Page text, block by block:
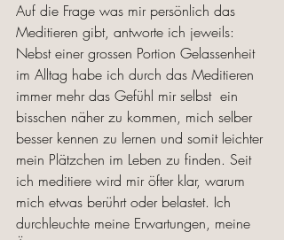
Auf die Frage was mir persönlich das
Meditieren gibt, antworte ich jeweils:
Nebst einer grossen Portion Gelassenheit
im Alltag habe ich durch das Meditieren
immer mehr das Gefühl mir selbst  ein
bisschen näher zu kommen, mich selber
besser kennen zu lernen und somit leichter
mein Plätzchen im Leben zu finden. Seit
ich meditiere wird mir öfter klar, warum
mich etwas berührt oder belastet. Ich
durchleuchte meine Erwartungen, meine